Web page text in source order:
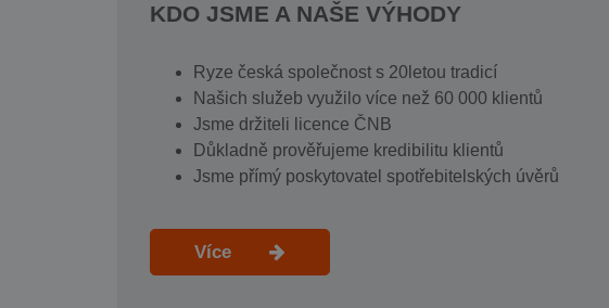
KDO JSME A NAŠE VÝHODY
Ryze česká společnost s 20letou tradicí
Našich služeb využilo více než 60 000 klientů
Jsme držiteli licence ČNB
Důkladně prověřujeme kredibilitu klientů
Jsme přímý poskytovatel spotřebitelských úvěrů
Více